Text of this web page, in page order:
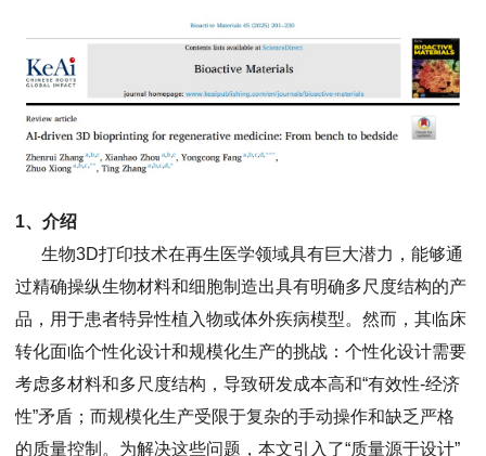
1、介绍
生物3D打印技术在再生医学领域具有巨大潜力，能够通
过精确操纵生物材料和细胞制造出具有明确多尺度结构的产
品，用于患者特异性植入物或体外疾病模型。然而，其临床
转化面临个性化设计和规模化生产的挑战：个性化设计需要
考虑多材料和多尺度结构，导致研发成本高和“有效性-经济
性”矛盾；而规模化生产受限于复杂的手动操作和缺乏严格
的质量控制。为解决这些问题，本文引入了“质量源于设计”